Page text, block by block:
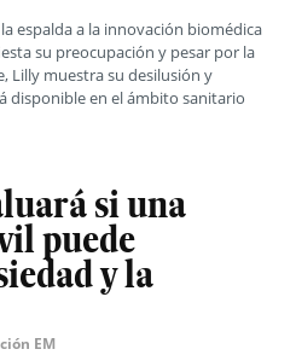
espalda a la innovación biomédica
su preocupación y pesar por la
Lilly muestra su desilusión y
disponible en el ámbito sanitario
si una
puede
y la
EM